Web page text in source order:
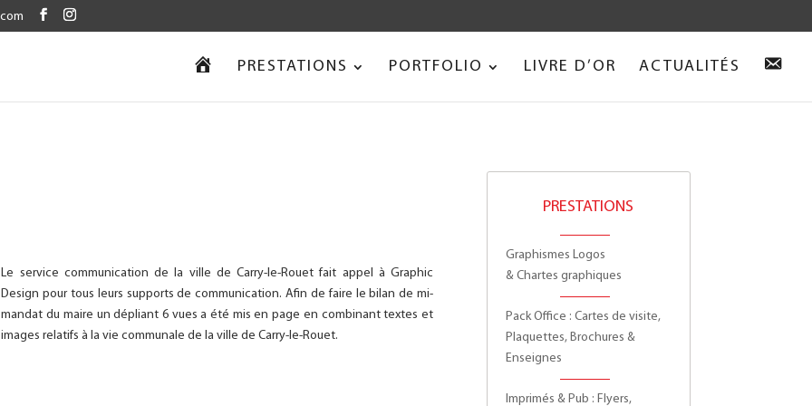
U
PRESTATIONS PORTFOLIO LIVRE D’OR ACTUALITÉS
T
Le service communication de la ville de Carry-le-Rouet fait appel à Graphic
Design pour tous leurs supports de communication. Afin de faire le bilan de mi-
mandat du maire un dépliant 6 vues a été mis en page en combinant textes et
images relatifs à la vie communale de la ville de Carry-le-Rouet.
PRESTATIONS
Graphismes Logos
& Chartes graphiques
Pack Office : Cartes de visite,
Plaquettes, Brochures &
Enseignes
Imprimés & Pub : Flyers,
améliorer votre navigation sur notre site.
détails à propos de notre utilisation des cookies en accédant auxréglages.